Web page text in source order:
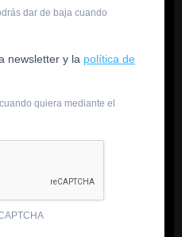
dar de baja cuando
newsletter y la política de
quiera mediante el